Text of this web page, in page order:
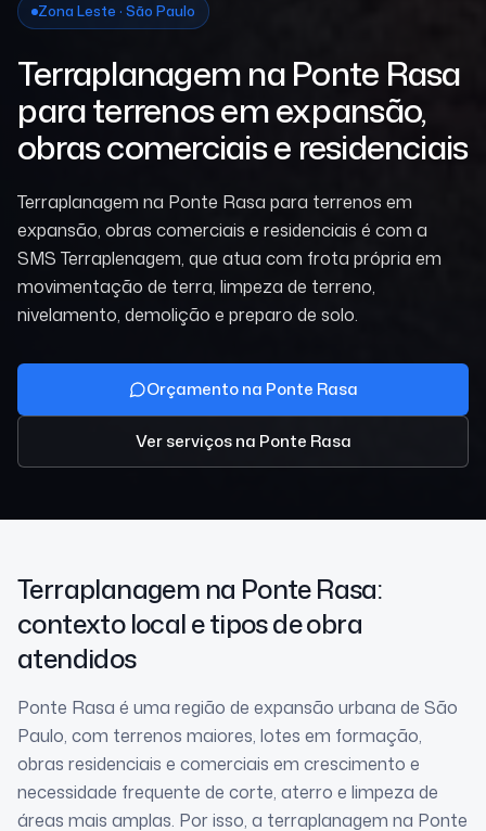
Zona Leste · São Paulo
Terraplanagem na Ponte Rasa
para terrenos em expansão,
obras comerciais e residenciais
Terraplanagem na Ponte Rasa para terrenos em
expansão, obras comerciais e residenciais é com a
SMS Terraplenagem, que atua com frota própria em
movimentação de terra, limpeza de terreno,
nivelamento, demolição e preparo de solo.
Orçamento na Ponte Rasa
Ver serviçosna Ponte Rasa
Terraplanagem na Ponte Rasa:
contexto local e tipos de obra
atendidos
Ponte Rasa é uma região de expansão urbana de São
Paulo, com terrenos maiores, lotes em formação,
obras residenciais e comerciais em crescimento e
necessidade frequente de corte, aterro e limpeza de
áreas mais amplas. Por isso, a terraplanagem na Ponte